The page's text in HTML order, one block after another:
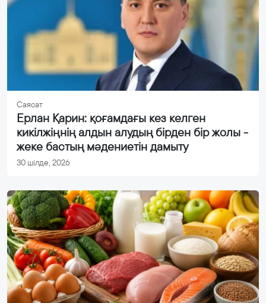
Саясат
Ерлан Қарин: қоғамдағы кез келген
кикілжіңнің алдын алудың бірден бір жолы -
жеке бастың мәдениетін дамыту
30 шілде, 2026